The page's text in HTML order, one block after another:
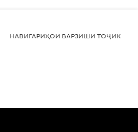
НАВИГАРИҲОИ ВАРЗИШИ